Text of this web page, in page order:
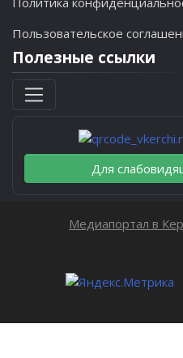
Пользовательское
Полезные ссылки
Для
Медиапортал в